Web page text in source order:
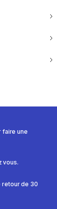
faire une
vous.
retour de 30